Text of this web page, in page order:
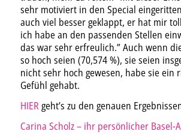
sehr motiviert in den Special
auch viel besser geklappt, er hat mir
ich habe an den passenden Stellen
das war sehr erfreulich.” Auch wenn
so hoch seien (70,574 %), sie seien
nicht sehr hoch gewesen, habe sie ein
Gefühl gehabt.
HIERgeht’s zu den genauen
Carina Scholz – ihr persönlicher Basel-